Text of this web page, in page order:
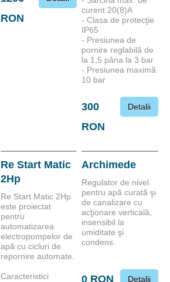
RON
curent 20(8)A
- Clasa de protecţie
IP65
- Presiunea de
pornire reglabilă de
la 1,5 pâna la 3 bar
- Presiunea maximă
10 bar
300
RON
Detalii
Re Start Matic
2Hp
Re Start Matic 2Hp
este proiectat
pentru
automatizarea
electropompelor de
apă cu cicluri de
repornire automate.
Caracteristici
Archimede
Regulator de nivel
pentru apă curată şi
de canalizare cu
acţionare verticală,
insensibil la
umiditate şi
condens.
0 RON Detalii